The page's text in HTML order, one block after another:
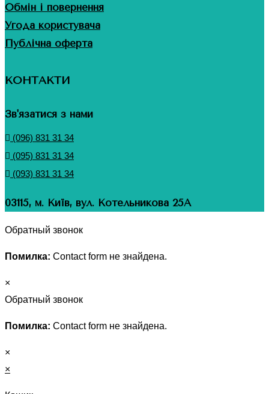
Обмін і повернення
Угода користувача
Публічна оферта
КОНТАКТИ
Зв'язатися з нами
(096) 831 31 34
(095) 831 31 34
(093) 831 31 34
03115, м. Київ, вул. Котельникова 25А
Обратный звонок
Помилка: Contact form не знайдена.
×
Обратный звонок
Помилка: Contact form не знайдена.
×
×